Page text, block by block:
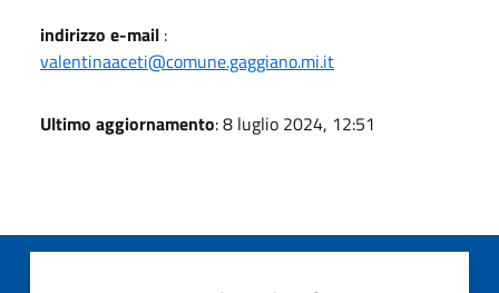
indirizzo e-mail :
valentinaaceti@comune.gaggiano.mi.it
Ultimo aggiornamento: 8 luglio 2024, 12:51